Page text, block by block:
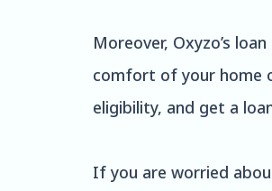
Moreover, Oxyzo’s
comfort of your home
eligibility, and get a
If you are worried